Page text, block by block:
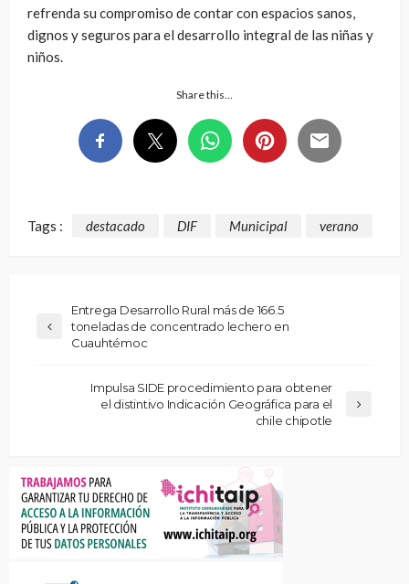
refrenda su compromiso de contar con espacios sanos,
dignos y seguros para el desarrollo integral de las niñas y
niños.
Share this…
Tags : destacado DIF Municipal verano
Entrega Desarrollo Rural más de 166.5
toneladas de concentrado lechero en
Cuauhtémoc
Impulsa SIDE procedimiento para obtener
el distintivo Indicación Geográfica para el
chile chipotle